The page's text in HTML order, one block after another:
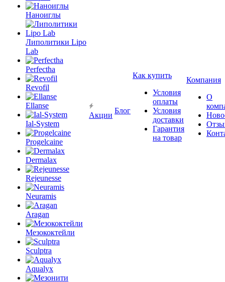
Наноиглы
Липолитики Lipo
Lab
Perfectha
Revofil
Ellanse
Ial-System
Progelcaine
Dermalax
Rejeunesse
Neuramis
Aragan
Мезококтейли
Sculptra
Aqualyx
Акции
Блог
Как купить
Условия
оплаты
Условия
доставки
Гарантия
на товар
Компания
О